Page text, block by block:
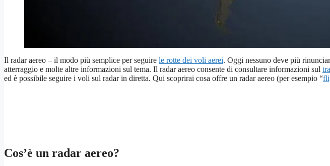
Il radar aereo – il modo più semplice per seguire le rotte dei voli aerei. Oggi nessuno deve più
atterraggio e molte altre informazioni sul tema. Il radar aereo consente di consultare informazioni sul
ed è possibile seguire i voli sul radar in diretta. Qui scoprirai cosa offre un radar aereo (per esempio “
Cos’è un radar aereo?